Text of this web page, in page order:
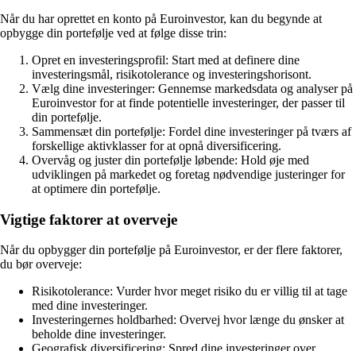
Når du har oprettet en konto på Euroinvestor, kan du begynde at
opbygge din portefølje ved at følge disse trin:
Opret en investeringsprofil: Start med at definere dine
investeringsmål, risikotolerance og investeringshorisont.
Vælg dine investeringer: Gennemse markedsdata og analyser på
Euroinvestor for at finde potentielle investeringer, der passer til
din portefølje.
Sammensæt din portefølje: Fordel dine investeringer på tværs af
forskellige aktivklasser for at opnå diversificering.
Overvåg og juster din portefølje løbende: Hold øje med
udviklingen på markedet og foretag nødvendige justeringer for
at optimere din portefølje.
Vigtige faktorer at overveje
Når du opbygger din portefølje på Euroinvestor, er der flere faktorer,
du bør overveje:
Risikotolerance: Vurder hvor meget risiko du er villig til at tage
med dine investeringer.
Investeringernes holdbarhed: Overvej hvor længe du ønsker at
beholde dine investeringer.